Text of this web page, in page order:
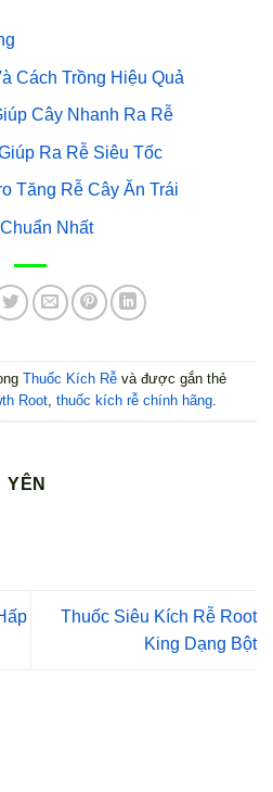
Cách Trồng Hiệu Quả
Cây Nhanh Ra Rễ
Ra Rễ Siêu Tốc
Tăng Rễ Cây Ăn Trái
Nhất
Thuốc Kích Rễ và được gắn thẻ
Root, thuốc kích rễ chính hãng.
YÊN
Thuốc Siêu Kích Rễ Root
King Dạng Bột